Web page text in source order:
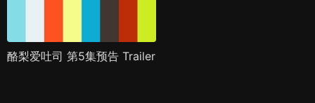
酪梨爱吐司 第5集预告 Trailer